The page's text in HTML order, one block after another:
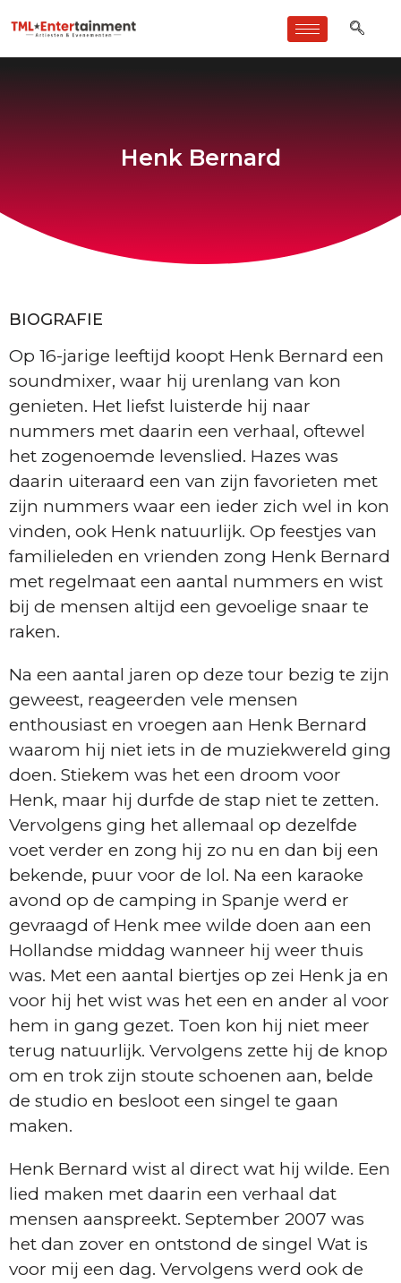
Henk Bernard
BIOGRAFIE
Op 16-jarige leeftijd koopt Henk Bernard een
soundmixer, waar hij urenlang van kon
genieten. Het liefst luisterde hij naar
nummers met daarin een verhaal, oftewel
het zogenoemde levenslied. Hazes was
daarin uiteraard een van zijn favorieten met
zijn nummers waar een ieder zich wel in kon
vinden, ook Henk natuurlijk. Op feestjes van
familieleden en vrienden zong Henk Bernard
met regelmaat een aantal nummers en wist
bij de mensen altijd een gevoelige snaar te
raken.
Na een aantal jaren op deze tour bezig te zijn
geweest, reageerden vele mensen
enthousiast en vroegen aan Henk Bernard
waarom hij niet iets in de muziekwereld ging
doen. Stiekem was het een droom voor
Henk, maar hij durfde de stap niet te zetten.
Vervolgens ging het allemaal op dezelfde
voet verder en zong hij zo nu en dan bij een
bekende, puur voor de lol. Na een karaoke
avond op de camping in Spanje werd er
gevraagd of Henk mee wilde doen aan een
Hollandse middag wanneer hij weer thuis
was. Met een aantal biertjes op zei Henk ja en
voor hij het wist was het een en ander al voor
hem in gang gezet. Toen kon hij niet meer
terug natuurlijk. Vervolgens zette hij de knop
om en trok zijn stoute schoenen aan, belde
de studio en besloot een singel te gaan
maken.
Henk Bernard wist al direct wat hij wilde. Een
lied maken met daarin een verhaal dat
mensen aanspreekt. September 2007 was
het dan zover en ontstond de singel Wat is
voor mij een dag. Vervolgens werd ook de